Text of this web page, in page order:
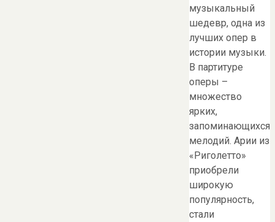
музыкальный
шедевр, одна из
лучших опер в
истории музыки.
В партитуре
оперы –
множество
ярких,
запоминающихся
мелодий. Арии из
«Риголетто»
приобрели
широкую
популярность,
стали